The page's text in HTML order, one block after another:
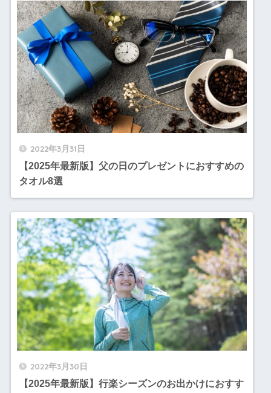
2022年3月31日
【2025年最新版】父の日のプレゼントにおすすめの
タオル8選
2022年3月30日
【2025年最新版】行楽シーズンのお出かけにおすす